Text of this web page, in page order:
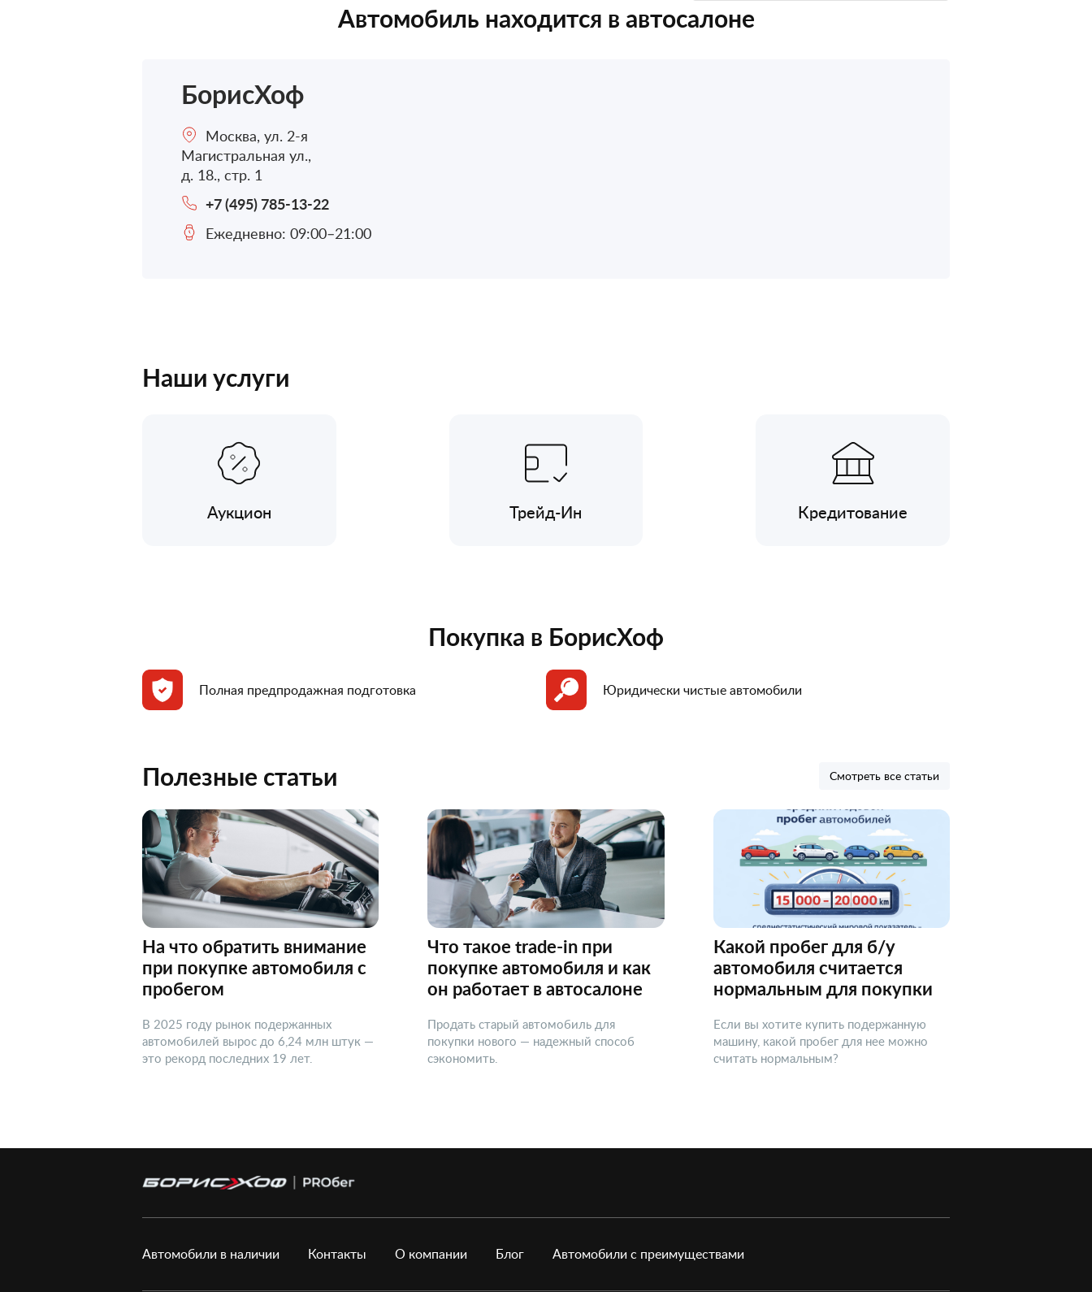
Автомобиль находится в автосалоне
БорисХоф
Москва, ул. 2-я
Магистральная ул.,
д. 18., стр. 1
+7 (495) 785-13-22
Ежедневно: 09:00–21:00
Наши услуги
Аукцион Трейд-Ин Кредитование
Покупка в БорисХоф
Полная предпродажная подготовка Юридически чистые автомобили
Полезные статьи Смотреть все статьи
На что обратить внимание
при покупке автомобиля с
пробегом
В 2025 году рынок подержанных
автомобилей вырос до 6,24 млн штук —
это рекорд последних 19 лет.
Что такое trade-in при
покупке автомобиля и как
он работает в автосалоне
Продать старый автомобиль для
покупки нового — надежный способ
сэкономить.
Какой пробег для б/у
автомобиля считается
нормальным для покупки
Если вы хотите купить подержанную
машину, какой пробег для нее можно
считать нормальным?
Автомобили в наличии Контакты О компании Блог Автомобили с преимуществами